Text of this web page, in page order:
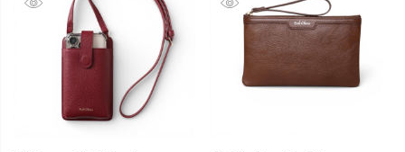
920.000 ₫.